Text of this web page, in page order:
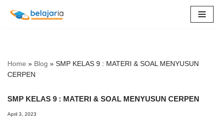
Home » Blog » SMP KELAS 9 : MATERI & SOAL MENYUSUN
CERPEN
SMP KELAS 9 : MATERI & SOAL MENYUSUN CERPEN
April 3, 2023